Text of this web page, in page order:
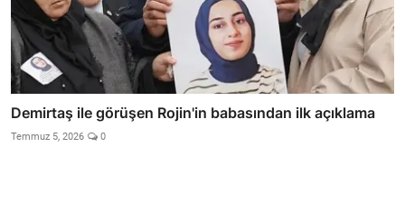
Demirtaş ile görüşen Rojin'in babasından ilk açıklama
Temmuz 5, 2026 0